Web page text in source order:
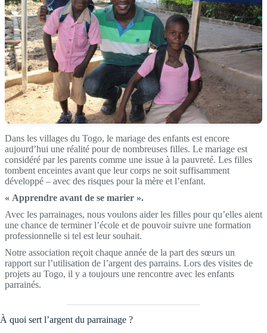
Dans les villages du Togo, le mariage des enfants est encore
aujourd’hui une réalité pour de nombreuses filles. Le mariage est
considéré par les parents comme une issue à la pauvreté. Les filles
tombent enceintes avant que leur corps ne soit suffisamment
développé – avec des risques pour la mère et l’enfant.
« Apprendre avant de se marier ».
Avec les parrainages, nous voulons aider les filles pour qu’elles aient
une chance de terminer l’école et de pouvoir suivre une formation
professionnelle si tel est leur souhait.
Notre association reçoit chaque année de la part des sœurs un
rapport sur l’utilisation de l’argent des parrains. Lors des visites de
projets au Togo, il y a toujours une rencontre avec les enfants
parrainés.
À quoi sert l’argent du parrainage ?